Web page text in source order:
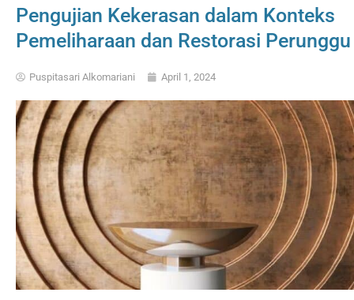
Pengujian Kekerasan dalam Konteks
Pemeliharaan dan Restorasi Perunggu
Puspitasari Alkomariani April 1, 2024